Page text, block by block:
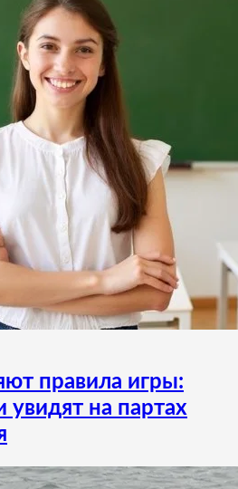
правила игры:
на партах